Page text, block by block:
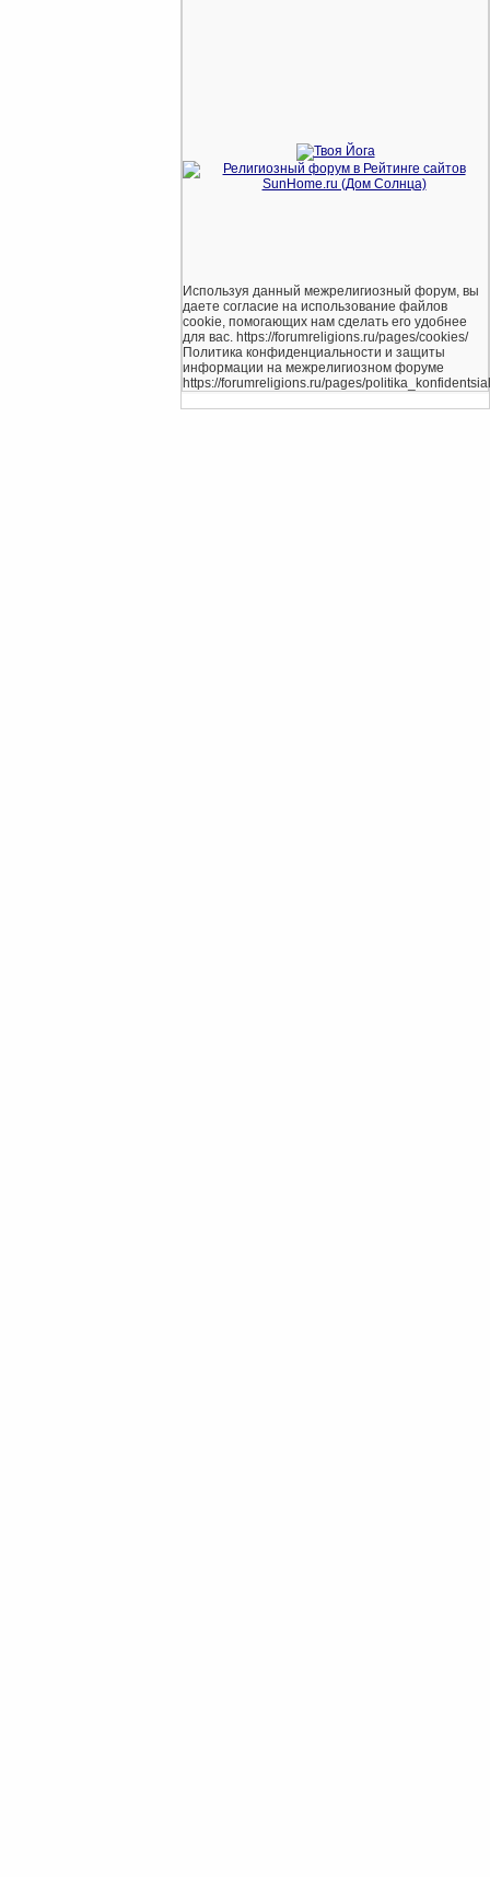
Используя данный межрелигиозный форум, вы
даете согласие на использование файлов
cookie, помогающих нам сделать его удобнее
для вас. https://forumreligions.ru/pages/cookies/
Политика конфиденциальности и защиты
информации на межрелигиозном форуме
https://forumreligions.ru/pages/